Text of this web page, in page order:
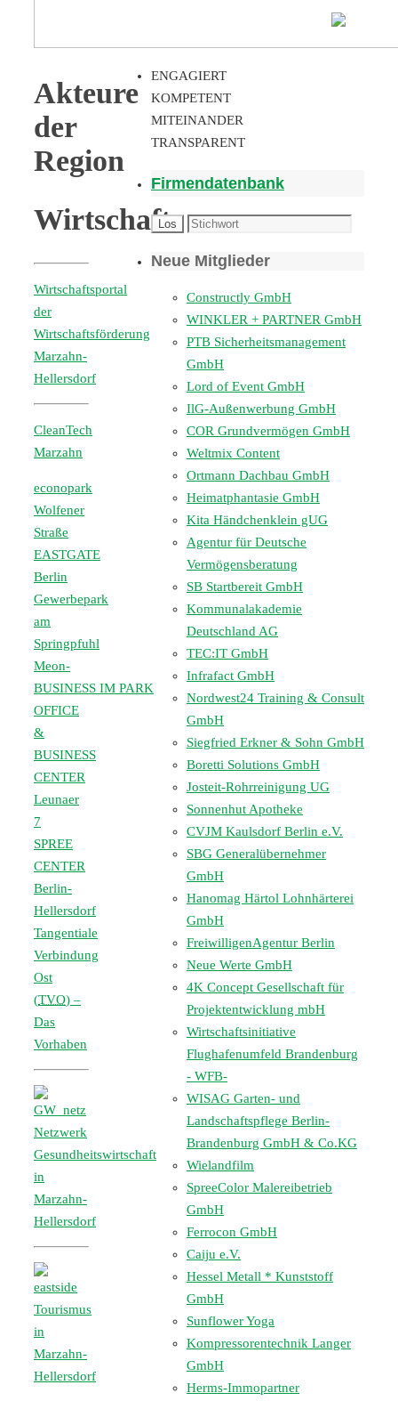
Akteure
der
Region
Wirtschaft
Wirtschaftsportal
der
Wirtschaftsförderung
Marzahn-
Hellersdorf
CleanTech
Marzahn
econopark
Wolfener
Straße
EASTGATE
Berlin
Gewerbepark
am
Springpfuhl
Meon-
BUSINESS IM PARK
OFFICE
&
BUSINESS
CENTER
Leunaer
7
SPREE
CENTER
Berlin-
Hellersdorf
Tangentiale
Verbindung
Ost
(TVO) –
Das
Vorhaben
Netzwerk
Gesundheitswirtschaft
in
Marzahn-
Hellersdorf
Tourismus
in
Marzahn-
Hellersdorf
ENGAGIERT
KOMPETENT
MITEINANDER
TRANSPARENT
Firmendatenbank
Neue Mitglieder
Constructly GmbH
WINKLER + PARTNER GmbH
PTB Sicherheitsmanagement
GmbH
Lord of Event GmbH
IlG-Außenwerbung GmbH
COR Grundvermögen GmbH
Weltmix Content
Ortmann Dachbau GmbH
Heimatphantasie GmbH
Kita Händchenklein gUG
Agentur für Deutsche
Vermögensberatung
SB Startbereit GmbH
Kommunalakademie
Deutschland AG
TEC:IT GmbH
Infrafact GmbH
Nordwest24 Training & Consult
GmbH
Siegfried Erkner & Sohn GmbH
Boretti Solutions GmbH
Josteit-Rohrreinigung UG
Sonnenhut Apotheke
CVJM Kaulsdorf Berlin e.V.
SBG Generalübernehmer
GmbH
Hanomag Härtol Lohnhärterei
GmbH
FreiwilligenAgentur Berlin
Neue Werte GmbH
4K Concept Gesellschaft für
Projektentwicklung mbH
Wirtschaftsinitiative
Flughafenumfeld Brandenburg
- WFB-
WISAG Garten- und
Landschaftspflege Berlin-
Brandenburg GmbH & Co.KG
Wielandfilm
SpreeColor Malereibetrieb
GmbH
Ferrocon GmbH
Caiju e.V.
Hessel Metall * Kunststoff
GmbH
Sunflower Yoga
Kompressorentechnik Langer
GmbH
Herms-Immopartner